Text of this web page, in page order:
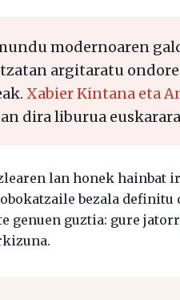
modernoaren
argitaratu
Xabier Kintana eta
dira liburua
lan honek hainbat
bezala definitu
genuen guztia: gure